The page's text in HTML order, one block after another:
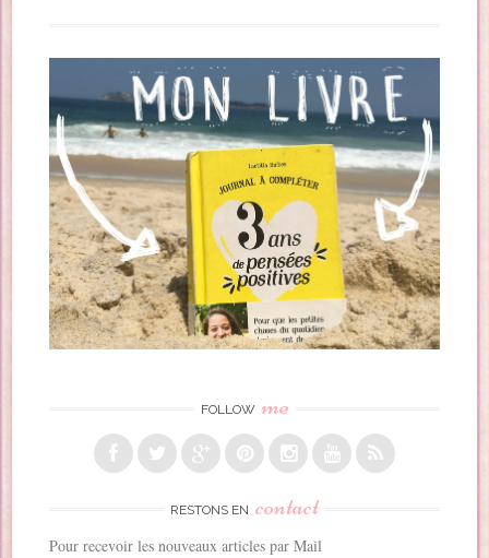
FOLLOW me
RESTONS EN contact
Pour recevoir les nouveaux articles par Mail